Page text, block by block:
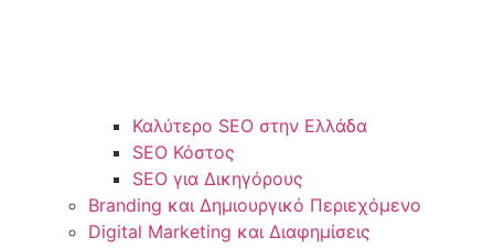
Καλύτερο SEO στην Ελλάδα
SEO Κόστος
SEO για Δικηγόρους
Branding και Δημιουργικό Περιεχόμενο
Digital Marketing και Διαφημίσεις